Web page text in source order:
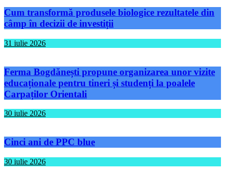
Cum transformă produsele biologice rezultatele din
câmp în decizii de investiții
31 iulie 2026
Ferma Bogdănești propune organizarea unor vizite
educaționale pentru tineri și studenți la poalele
Carpaților Orientali
30 iulie 2026
Cinci ani de PPC blue
30 iulie 2026